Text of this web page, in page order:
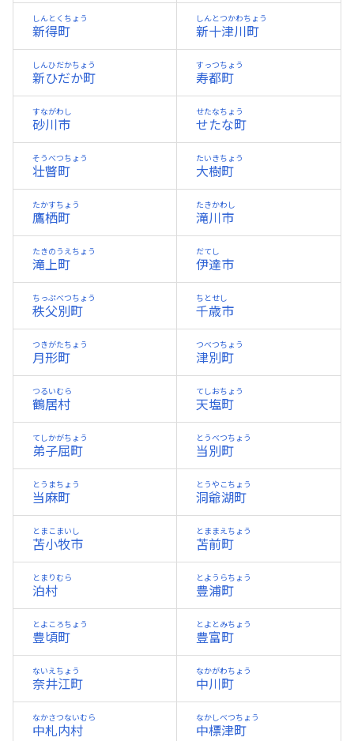
新得町
しんとくちょう
新十津川町
しんとつかわちょう
新ひだか町
しんひだかちょう
寿都町
すっつちょう
砂川市
すながわし
せたな町
せたなちょう
壮瞥町
そうべつちょう
大樹町
たいきちょう
鷹栖町
たかすちょう
滝川市
たきかわし
滝上町
たきのうえちょう
伊達市
だてし
秩父別町
ちっぷべつちょう
千歳市
ちとせし
月形町
つきがたちょう
津別町
つべつちょう
鶴居村
つるいむら
天塩町
てしおちょう
弟子屈町
てしかがちょう
当別町
とうべつちょう
当麻町
とうまちょう
洞爺湖町
とうやこちょう
苫小牧市
とまこまいし
苫前町
とままえちょう
泊村
とまりむら
豊浦町
とようらちょう
豊頃町
とよころちょう
豊富町
とよとみちょう
奈井江町
ないえちょう
中川町
なかがわちょう
中札内村
なかさつないむら
中標津町
なかしべつちょう